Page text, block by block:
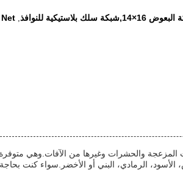
للنوافذ ,
والحشرات وغيرها من الآفات.وهي
الرمادي، البني أو الأخضر.سواء كنت بحاجة